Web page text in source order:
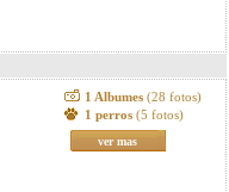
1 Albumes (28 fotos)
1 perros (5 fotos)
ver mas